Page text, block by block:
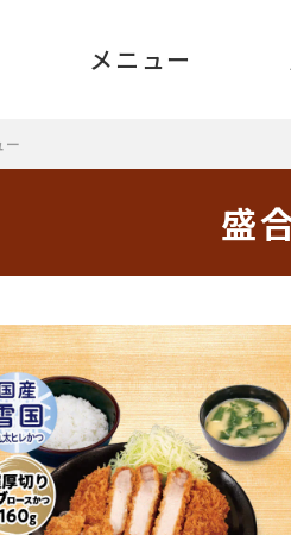
メニュー
ー
盛